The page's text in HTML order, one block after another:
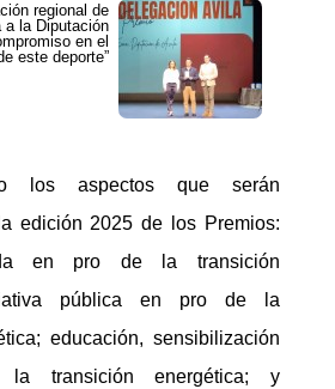
regional de
a la Diputación
en el
este deporte”
los aspectos que serán
edición 2025 de los Premios:
en pro de la transición
pública en pro de la
educación, sensibilización
transición energética; y